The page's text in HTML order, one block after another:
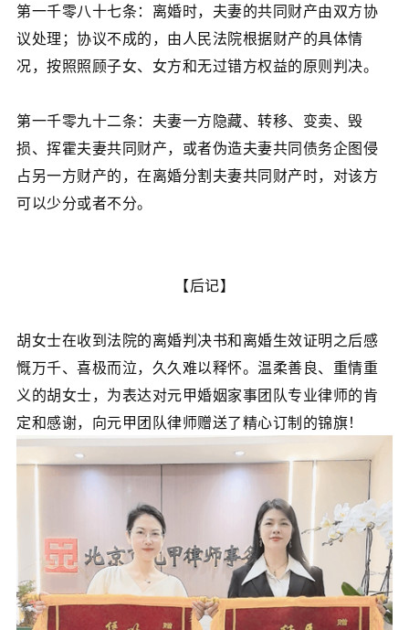
第一千零八十七条：离婚时，夫妻的共同财产由双方协
议处理；协议不成的，由人民法院根据财产的具体情
况，按照照顾子女、女方和无过错方权益的原则判决。
第一千零九十二条：夫妻一方隐藏、转移、变卖、毁
损、挥霍夫妻共同财产，或者伪造夫妻共同债务企图侵
占另一方财产的，在离婚分割夫妻共同财产时，对该方
可以少分或者不分。
【后记】
胡女士在收到法院的离婚判决书和离婚生效证明之后感
慨万千、喜极而泣，久久难以释怀。温柔善良、重情重
义的胡女士，为表达对元甲婚姻家事团队专业律师的肯
定和感谢，向元甲团队律师赠送了精心订制的锦旗！